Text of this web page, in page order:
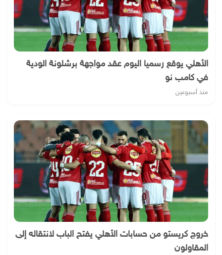
الأهلي يوقع رسميا اليوم عقد مواجهة برشلونة الودية
في كامب نو
منذ أسبوعين
خروج كريستو من حسابات الأهلي يفتح الباب لانتقاله إلى
المقاولون